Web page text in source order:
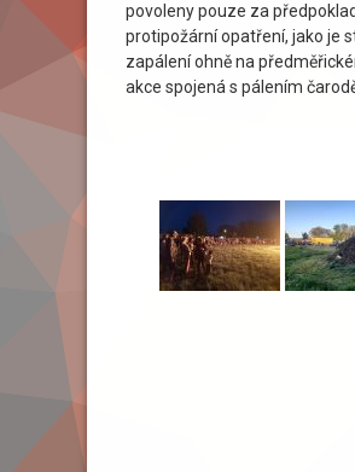
povoleny pouze za
protipožární opatření, jako je
zapálení ohně na
akce spojená s pálením